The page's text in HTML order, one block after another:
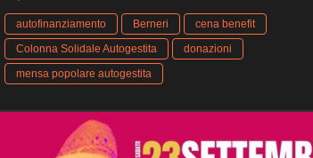
autofinanziamento Berneri
cena benefit
Colonna Solidale Autogestita
donazioni
mensa popolare autogestita